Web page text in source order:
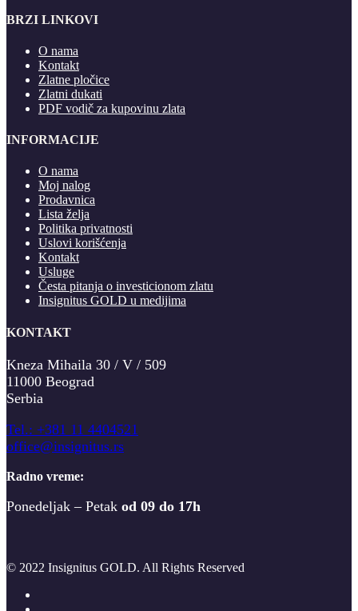
BRZI LINKOVI
O nama
Kontakt
Zlatne pločice
Zlatni dukati
PDF vodič za kupovinu zlata
INFORMACIJE
O nama
Moj nalog
Prodavnica
Lista želja
Politika privatnosti
Uslovi korišćenja
Kontakt
Usluge
Česta pitanja o investicionom zlatu
Insignitus GOLD u medijima
KONTAKT
Kneza Mihaila 30 / V / 509
11000 Beograd
Serbia
Tel.: +381 11 4404521
office@insignitus.rs
Radno vreme:
Ponedeljak – Petak od 09 do 17h
© 2022 Insignitus GOLD. All Rights Reserved